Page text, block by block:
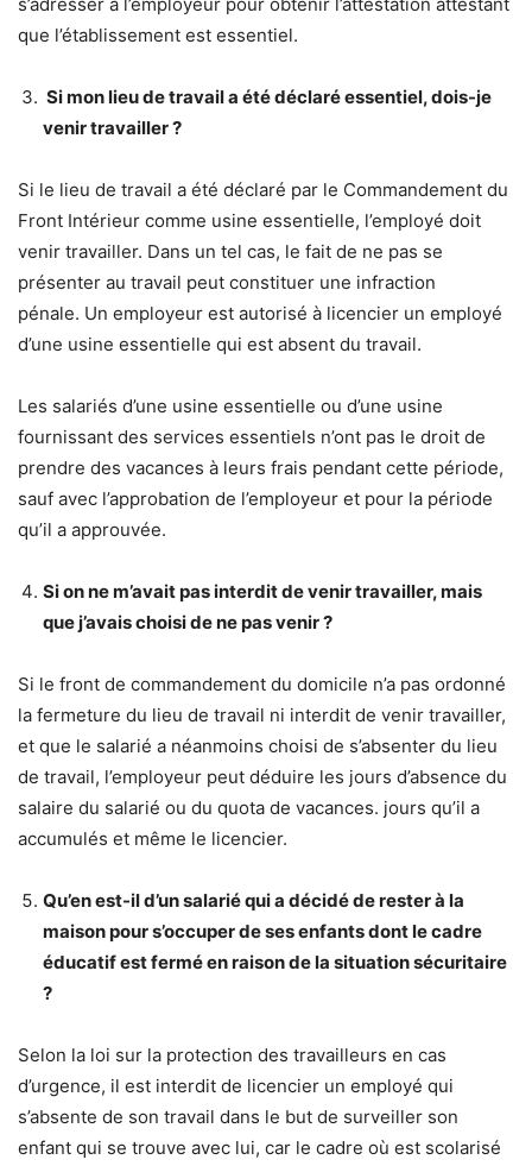
s’adresser à l’employeur pour obtenir l’attestation attestant
que l’établissement est essentiel.
Si mon lieu de travail a été déclaré essentiel, dois-je
venir travailler ?
Si le lieu de travail a été déclaré par le Commandement du
Front Intérieur comme usine essentielle, l’employé doit
venir travailler. Dans un tel cas, le fait de ne pas se
présenter au travail peut constituer une infraction
pénale. Un employeur est autorisé à licencier un employé
d’une usine essentielle qui est absent du travail.
Les salariés d’une usine essentielle ou d’une usine
fournissant des services essentiels n’ont pas le droit de
prendre des vacances à leurs frais pendant cette période,
sauf avec l’approbation de l’employeur et pour la période
qu’il a approuvée.
Si on ne m’avait pas interdit de venir travailler, mais
que j’avais choisi de ne pas venir ?
Si le front de commandement du domicile n’a pas ordonné
la fermeture du lieu de travail ni interdit de venir travailler,
et que le salarié a néanmoins choisi de s’absenter du lieu
de travail, l’employeur peut déduire les jours d’absence du
salaire du salarié ou du quota de vacances. jours qu’il a
accumulés et même le licencier.
Qu’en est-il d’un salarié qui a décidé de rester à la
maison pour s’occuper de ses enfants dont le cadre
éducatif est fermé en raison de la situation sécuritaire
?
Selon la loi sur la protection des travailleurs en cas
d’urgence, il est interdit de licencier un employé qui
s’absente de son travail dans le but de surveiller son
enfant qui se trouve avec lui, car le cadre où est scolarisé